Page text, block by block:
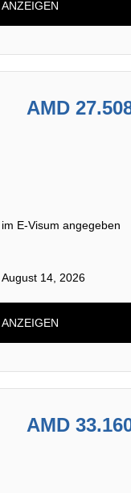
AMD
E-Visum angegeben
14, 2026
AMD